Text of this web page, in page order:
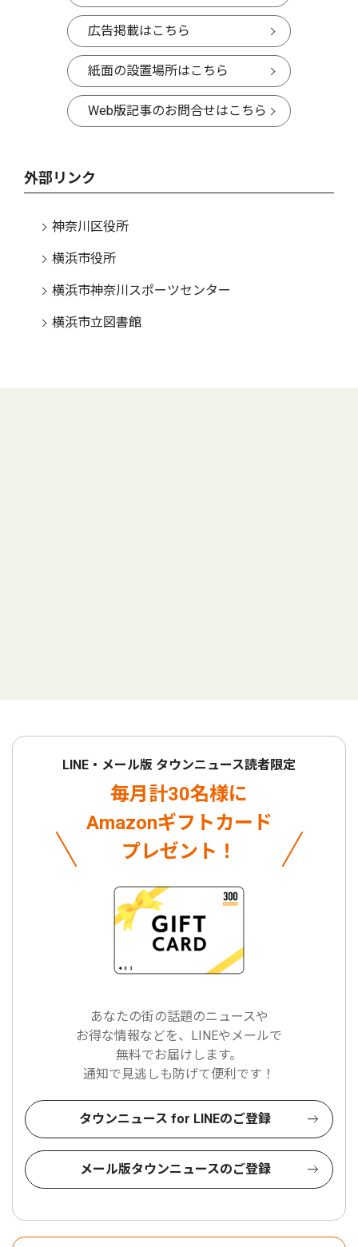
広告掲載はこちら
紙面の設置場所はこちら
Web版記事のお問合せはこちら
外部リンク
神奈川区役所
横浜市役所
横浜市神奈川スポーツセンター
横浜市立図書館
LINE・メール版 タウンニュース読者限定
毎月計30名様に
Amazonギフトカード
プレゼント！
あなたの街の話題のニュースや
お得な情報などを、LINEやメールで
無料でお届けします。
通知で見逃しも防げて便利です！
タウンニュース for LINEのご登録
メール版タウンニュースのご登録